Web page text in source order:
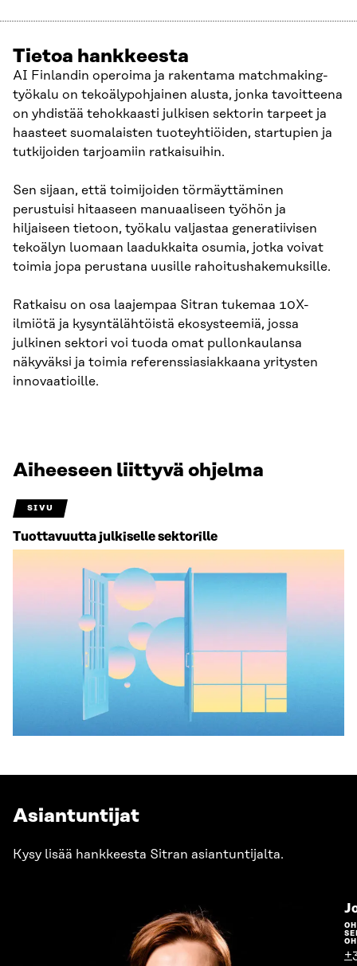
Tietoa hankkeesta
AI Finlandin operoima ja rakentama matchmaking-
työkalu on tekoälypohjainen alusta, jonka tavoitteena
on yhdistää tehokkaasti julkisen sektorin tarpeet ja
haasteet suomalaisten tuoteyhtiöiden, startupien ja
tutkijoiden tarjoamiin ratkaisuihin.
Sen sijaan, että toimijoiden törmäyttäminen
perustuisi hitaaseen manuaaliseen työhön ja
hiljaiseen tietoon, työkalu valjastaa generatiivisen
tekoälyn luomaan laadukkaita osumia, jotka voivat
toimia jopa perustana uusille rahoitushakemuksille.
Ratkaisu on osa laajempaa Sitran tukemaa 10X-
ilmiötä ja kysyntälähtöistä ekosysteemiä, jossa
julkinen sektori voi tuoda omat pullonkaulansa
näkyväksi ja toimia referenssiasiakkaana yritysten
innovaatioille.
Aiheeseen liittyvä ohjelma
SIVU
Tuottavuutta julkiselle sektorille
Asiantuntijat
Kysy lisää hankkeesta Sitran asiantuntijalta.